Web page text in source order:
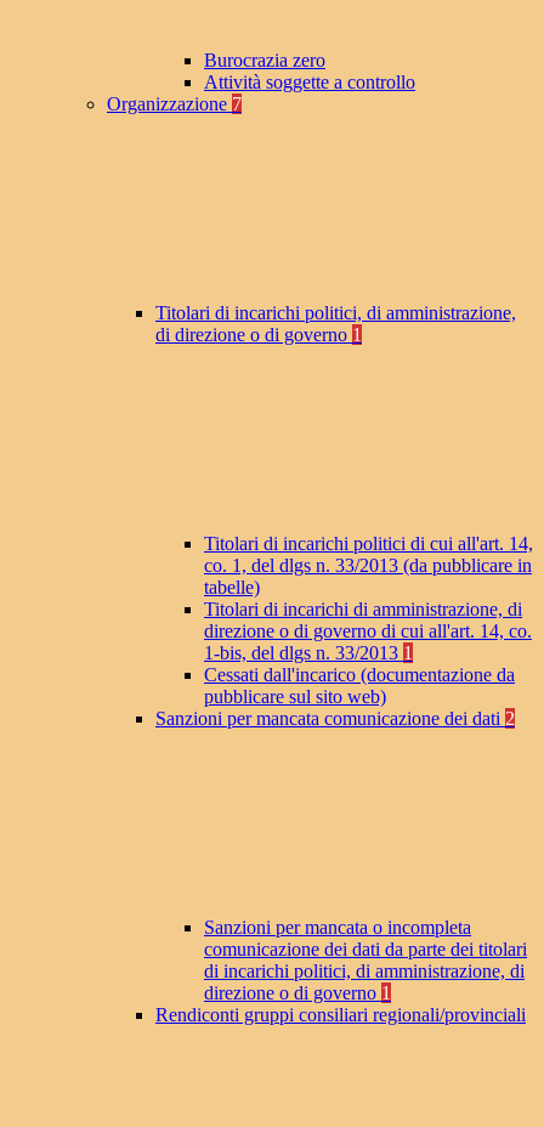
Burocrazia zero
Attività soggette a controllo
Organizzazione 7
Titolari di incarichi politici, di amministrazione,
di direzione o di governo 1
Titolari di incarichi politici di cui all'art. 14,
co. 1, del dlgs n. 33/2013 (da pubblicare in
tabelle)
Titolari di incarichi di amministrazione, di
direzione o di governo di cui all'art. 14, co.
1-bis, del dlgs n. 33/2013 1
Cessati dall'incarico (documentazione da
pubblicare sul sito web)
Sanzioni per mancata comunicazione dei dati 2
Sanzioni per mancata o incompleta
comunicazione dei dati da parte dei titolari
di incarichi politici, di amministrazione, di
direzione o di governo 1
Rendiconti gruppi consiliari regionali/provinciali